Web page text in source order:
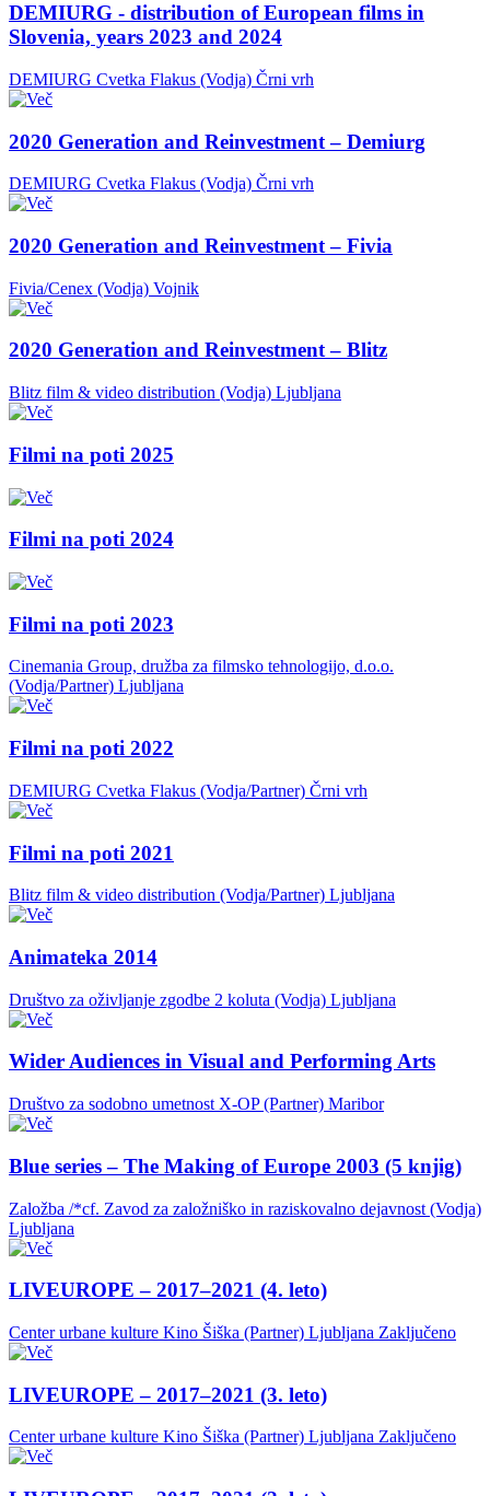
DEMIURG - distribution of European films in
Slovenia, years 2023 and 2024
DEMIURG Cvetka Flakus (Vodja) Črni vrh
2020 Generation and Reinvestment – Demiurg
DEMIURG Cvetka Flakus (Vodja) Črni vrh
2020 Generation and Reinvestment – Fivia
Fivia/Cenex (Vodja) Vojnik
2020 Generation and Reinvestment – Blitz
Blitz film & video distribution (Vodja) Ljubljana
Filmi na poti 2025
Filmi na poti 2024
Filmi na poti 2023
Cinemania Group, družba za filmsko tehnologijo, d.o.o.
(Vodja/Partner) Ljubljana
Filmi na poti 2022
DEMIURG Cvetka Flakus (Vodja/Partner) Črni vrh
Filmi na poti 2021
Blitz film & video distribution (Vodja/Partner) Ljubljana
Animateka 2014
Društvo za oživljanje zgodbe 2 koluta (Vodja) Ljubljana
Wider Audiences in Visual and Performing Arts
Društvo za sodobno umetnost X-OP (Partner) Maribor
Blue series – The Making of Europe 2003 (5 knjig)
Založba /*cf. Zavod za založniško in raziskovalno dejavnost (Vodja)
Ljubljana
LIVEUROPE – 2017–2021 (4. leto)
Center urbane kulture Kino Šiška (Partner) Ljubljana Zaključeno
LIVEUROPE – 2017–2021 (3. leto)
Center urbane kulture Kino Šiška (Partner) Ljubljana Zaključeno